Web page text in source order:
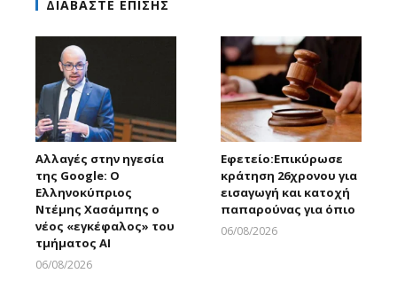
ΔΙΑΒΑΣΤΕ ΕΠΙΣΗΣ
Αλλαγές στην ηγεσία
της Google: Ο
Ελληνοκύπριος
Ντέμης Χασάμπης ο
νέος «εγκέφαλος» του
τμήματος AI
06/08/2026
Εφετείο:Eπικύρωσε
κράτηση 26χρονου για
εισαγωγή και κατοχή
παπαρούνας για όπιο
06/08/2026